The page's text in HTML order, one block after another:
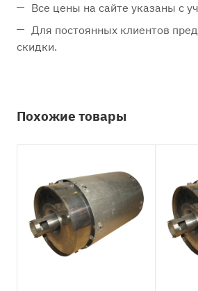
Все цены на сайте указаны с
Для постоянных клиентов
скидки.
Похожие товары